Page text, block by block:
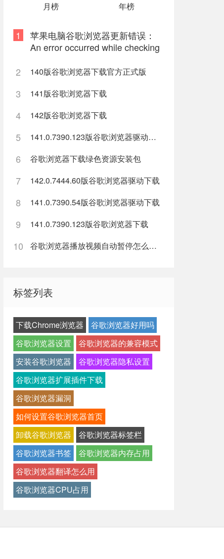
月榜 年榜
1
苹果电脑谷歌浏览器更新错误：
An error occurred while checking
2
140版谷歌浏览器下载官方正式版
3 141版谷歌浏览器下载
4 142版谷歌浏览器下载
5 141.0.7390.123版谷歌浏览器驱动下载
6 谷歌浏览器下载绿色资源安装包
7 142.0.7444.60版谷歌浏览器驱动下载
8 141.0.7390.54版谷歌浏览器驱动下载
9 141.0.7390.123版谷歌浏览器下载
10 谷歌浏览器播放视频自动暂停怎么解决？
标签列表
下载Chrome浏览器
谷歌浏览器好用吗
谷歌浏览器设置
谷歌浏览器的兼容模式
安装谷歌浏览器
谷歌浏览器隐私设置
谷歌浏览器扩展插件下载
谷歌浏览器漏洞
如何设置谷歌浏览器首页
卸载谷歌浏览器
谷歌浏览器标签栏
谷歌浏览器书签
谷歌浏览器内存占用
谷歌浏览器翻译怎么用
谷歌浏览器CPU占用